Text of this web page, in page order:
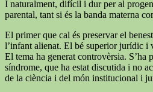
I naturalment, difícil i dur per al
parental, tant si és la banda materna
El primer que cal és preservar el
l’infant alienat. El bé superior jurídic i
El tema ha generat controvèrsia. S’ha
síndrome, que ha estat discutida i no
de la ciència i del món institucional i